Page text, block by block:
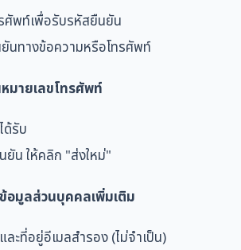
ศัพท์เพื่อรับรหัสยืนยัน
นทางข้อความหรือโทรศัพท์
ายเลขโทรศัพท์
ด้รับ
ยัน ให้คลิก "ส่งใหม่"
มูลส่วนบุคคลเพิ่มเติม
ละที่อยู่อีเมลสำรอง (ไม่จำเป็น)